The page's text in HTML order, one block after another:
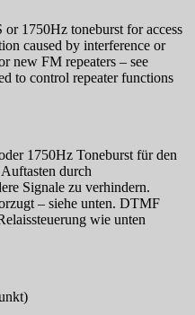
or 1750Hz toneburst for access
caused by interference or
new FM repeaters – see
to control repeater functions
1750Hz Toneburst für den
durch
Signale zu verhindern.
– siehe unten. DTMF
wie unten